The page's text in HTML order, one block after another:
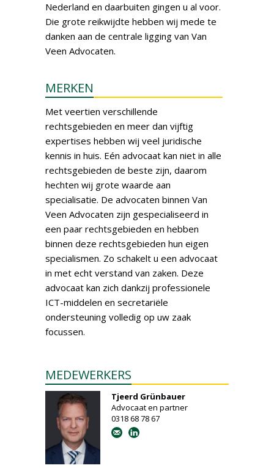
Nederland en daarbuiten gingen u al voor.
Die grote reikwijdte hebben wij mede te
danken aan de centrale ligging van Van
Veen Advocaten.
MERKEN
Met veertien verschillende
rechtsgebieden en meer dan vijftig
expertises hebben wij veel juridische
kennis in huis. Eén advocaat kan niet in alle
rechtsgebieden de beste zijn, daarom
hechten wij grote waarde aan
specialisatie. De advocaten binnen Van
Veen Advocaten zijn gespecialiseerd in
een paar rechtsgebieden en hebben
binnen deze rechtsgebieden hun eigen
specialismen. Zo schakelt u een advocaat
in met echt verstand van zaken. Deze
advocaat kan zich dankzij professionele
ICT-middelen en secretariële
ondersteuning volledig op uw zaak
focussen.
MEDEWERKERS
Tjeerd Grünbauer
Advocaat en partner
0318 68 78 67